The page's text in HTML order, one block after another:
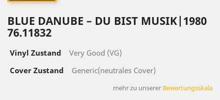
BLUE DANUBE ‎– DU BIST MUSIK|1980
76.11832
Vinyl Zustand
Very Good (VG)
Cover Zustand
Generic(neutrales Cover)
mehr zu unserer Bewertungsskala